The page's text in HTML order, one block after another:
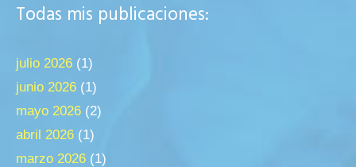
Todas mis publicaciones:
julio 2026 (1)
junio 2026 (1)
mayo 2026 (2)
abril 2026 (1)
marzo 2026 (1)